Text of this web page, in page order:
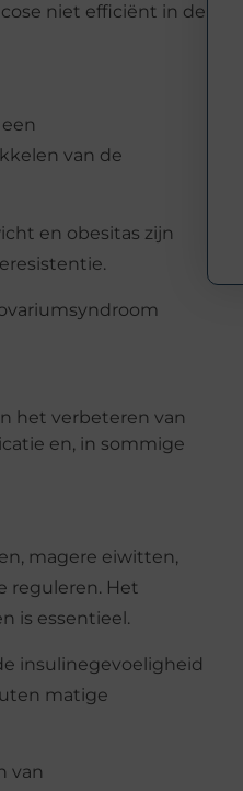
niet efficiënt in de
van de
en obesitas zijn
het verbeteren van
en, in sommige
magere eiwitten,
reguleren. Het
is essentieel.
insulinegevoeligheid
matige
van